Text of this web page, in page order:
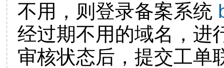
不用，则登录备案系统
经过期不用的域名，进
审核状态后，提交工单